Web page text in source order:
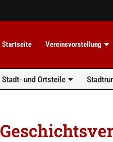
Startseite Vereinsvorstellung
Stadt- und Ortsteile